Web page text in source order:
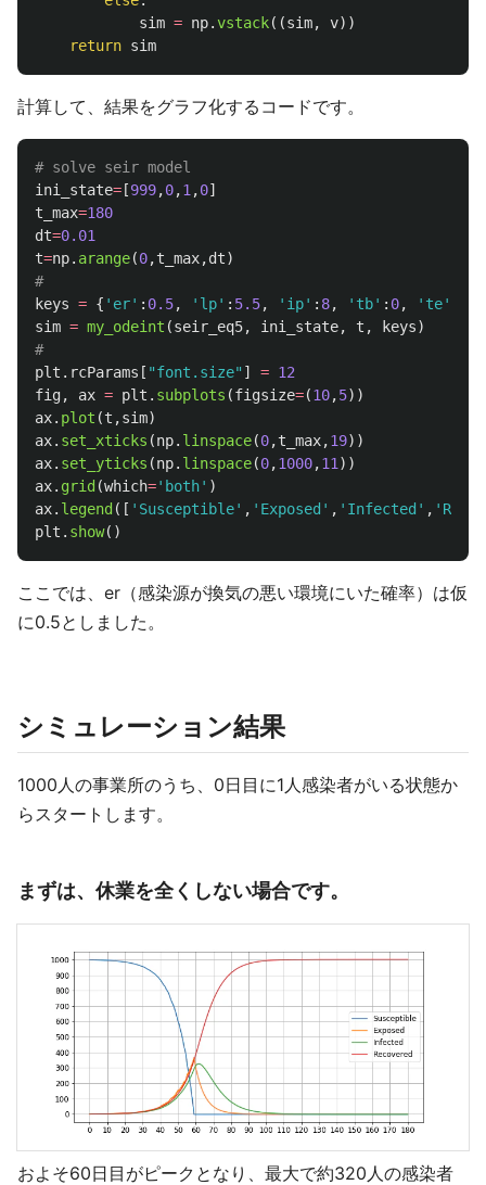
sim = np.vstack((sim, v))
return sim
計算して、結果をグラフ化するコードです。
ini_state= [999,0,1 ,0]
t_max=180
dt=0.01
t=np. arange(0,t_max,dt)
keys = { ' er' : 0.5, ' lp' : 5.5, ' ip' : 8, ' tb' : 0, ' te'
sim = my_odeint (seir_eq5, ini_state, t , keys)
plt . rcParams [ "font.size" ] = 12
fig, ax = plt . subplots (figsize=(10,5))
ax. plot (t ,sim)
ax. set_xticks (np. linspace(0,t_max,19))
ax. set_yticks (np. linspace(0,1000,11 ))
ax. grid (which=' both' )
ax. legend ([ ' Susceptible' , ' Exposed ' , ' Infected ' , '
plt . show()
ここでは、er（感染源が換気の悪い環境にいた確率）は仮
に0.5としました。
シミュレーション結果
1000人の事業所のうち、0日目に1人感染者がいる状態か
らスタートします。
まずは、休業を全くしない場合です。
およそ60日目がピークとなり、最大で約320人の感染者